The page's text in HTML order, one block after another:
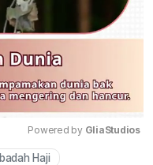
Powered by GliaStudios
Ibadah Haji